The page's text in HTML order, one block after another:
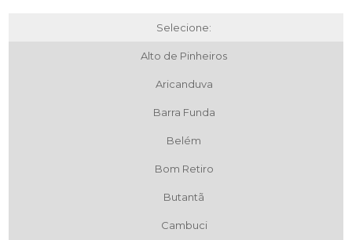
Selecione:
Alto de Pinheiros
Aricanduva
Barra Funda
Belém
Bom Retiro
Butantã
Cambuci